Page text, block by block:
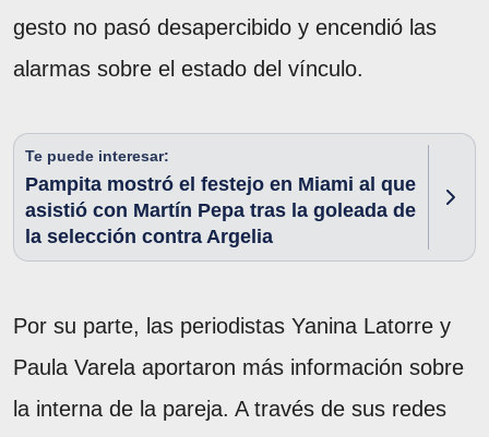
gesto no pasó desapercibido y encendió las
alarmas sobre el estado del vínculo.
Te puede interesar:
Pampita mostró el festejo en Miami al que
asistió con Martín Pepa tras la goleada de
la selección contra Argelia
Por su parte, las periodistas Yanina Latorre y
Paula Varela aportaron más información sobre
la interna de la pareja. A través de sus redes